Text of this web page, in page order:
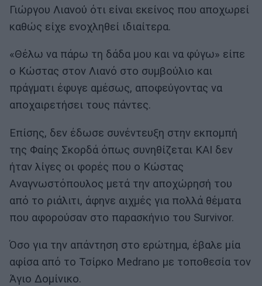
Γιώργου Λιανού ότι είναι εκείνος που αποχωρεί
καθώς είχε ενοχληθεί ιδιαίτερα.
«Θέλω να πάρω τη δάδα μου και να φύγω» είπε
ο Κώστας στον Λιανό στο συμβούλιο και
πράγματι έφυγε αμέσως, αποφεύγοντας να
αποχαιρετήσει τους πάντες.
Επίσης, δεν έδωσε συνέντευξη στην εκπομπή
της Φαίης Σκορδά όπως συνηθίζεται ΚΑΙ δεν
ήταν λίγες οι φορές που ο Κώστας
Αναγνωστόπουλος μετά την αποχώρησή του
από το ριάλιτι, άφηνε αιχμές για πολλά θέματα
που αφορούσαν στο παρασκήνιο του Survivor.
Όσο για την απάντηση στο ερώτημα, έβαλε μία
αφίσα από το Τσίρκο Medrano με τοποθεσία τον
Άγιο Δομίνικο.